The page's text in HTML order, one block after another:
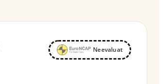
Neevaluat